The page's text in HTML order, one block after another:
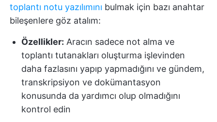
toplantı notu yazılımını bulmak için bazı anahtar
bileşenlere göz atalım:
Özellikler: Aracın sadece not alma ve
toplantı tutanakları oluşturma işlevinden
daha fazlasını yapıp yapmadığını ve gündem,
transkripsiyon ve dokümantasyon
konusunda da yardımcı olup olmadığını
kontrol edin